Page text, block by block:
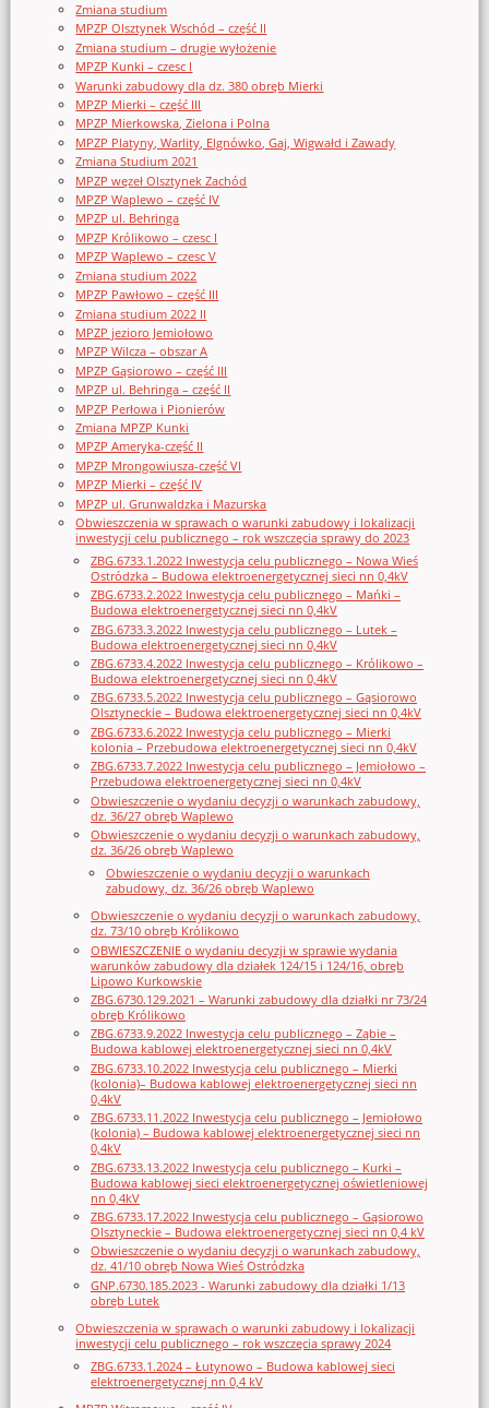
Zmiana studium
MPZP Olsztynek Wschód – część II
Zmiana studium – drugie wyłożenie
MPZP Kunki – czesc I
Warunki zabudowy dla dz. 380 obręb Mierki
MPZP Mierki – część III
MPZP Mierkowska, Zielona i Polna
MPZP Platyny, Warlity, Elgnówko, Gaj, Wigwałd i Zawady
Zmiana Studium 2021
MPZP węzeł Olsztynek Zachód
MPZP Waplewo – część IV
MPZP ul. Behringa
MPZP Królikowo – czesc I
MPZP Waplewo – czesc V
Zmiana studium 2022
MPZP Pawłowo – część III
Zmiana studium 2022 II
MPZP jezioro Jemiołowo
MPZP Wilcza – obszar A
MPZP Gąsiorowo – część III
MPZP ul. Behringa – część II
MPZP Perłowa i Pionierów
Zmiana MPZP Kunki
MPZP Ameryka-część II
MPZP Mrongowiusza-część VI
MPZP Mierki – część IV
MPZP ul. Grunwaldzka i Mazurska
Obwieszczenia w sprawach o warunki zabudowy i lokalizacji
inwestycji celu publicznego – rok wszczęcia sprawy do 2023
ZBG.6733.1.2022 Inwestycja celu publicznego – Nowa Wieś
Ostródzka – Budowa elektroenergetycznej sieci nn 0,4kV
ZBG.6733.2.2022 Inwestycja celu publicznego – Mańki –
Budowa elektroenergetycznej sieci nn 0,4kV
ZBG.6733.3.2022 Inwestycja celu publicznego – Lutek –
Budowa elektroenergetycznej sieci nn 0,4kV
ZBG.6733.4.2022 Inwestycja celu publicznego – Królikowo –
Budowa elektroenergetycznej sieci nn 0,4kV
ZBG.6733.5.2022 Inwestycja celu publicznego – Gąsiorowo
Olsztyneckie – Budowa elektroenergetycznej sieci nn 0,4kV
ZBG.6733.6.2022 Inwestycja celu publicznego – Mierki
kolonia – Przebudowa elektroenergetycznej sieci nn 0,4kV
ZBG.6733.7.2022 Inwestycja celu publicznego – Jemiołowo –
Przebudowa elektroenergetycznej sieci nn 0,4kV
Obwieszczenie o wydaniu decyzji o warunkach zabudowy,
dz. 36/27 obręb Waplewo
Obwieszczenie o wydaniu decyzji o warunkach zabudowy,
dz. 36/26 obręb Waplewo
Obwieszczenie o wydaniu decyzji o warunkach
zabudowy, dz. 36/26 obręb Waplewo
Obwieszczenie o wydaniu decyzji o warunkach zabudowy,
dz. 73/10 obręb Królikowo
OBWIESZCZENIE o wydaniu decyzji w sprawie wydania
warunków zabudowy dla działek 124/15 i 124/16, obręb
Lipowo Kurkowskie
ZBG.6730.129.2021 – Warunki zabudowy dla działki nr 73/24
obręb Królikowo
ZBG.6733.9.2022 Inwestycja celu publicznego – Ząbie –
Budowa kablowej elektroenergetycznej sieci nn 0,4kV
ZBG.6733.10.2022 Inwestycja celu publicznego – Mierki
(kolonia)– Budowa kablowej elektroenergetycznej sieci nn
0,4kV
ZBG.6733.11.2022 Inwestycja celu publicznego – Jemiołowo
(kolonia) – Budowa kablowej elektroenergetycznej sieci nn
0,4kV
ZBG.6733.13.2022 Inwestycja celu publicznego – Kurki –
Budowa kablowej sieci elektroenergetycznej oświetleniowej
nn 0,4kV
ZBG.6733.17.2022 Inwestycja celu publicznego – Gąsiorowo
Olsztyneckie – Budowa elektroenergetycznej sieci nn 0,4 kV
Obwieszczenie o wydaniu decyzji o warunkach zabudowy,
dz. 41/10 obręb Nowa Wieś Ostródzka
GNP.6730.185.2023 - Warunki zabudowy dla działki 1/13
obręb Lutek
Obwieszczenia w sprawach o warunki zabudowy i lokalizacji
inwestycji celu publicznego – rok wszczęcia sprawy 2024
ZBG.6733.1.2024 – Łutynowo – Budowa kablowej sieci
elektroenergetycznej nn 0,4 kV